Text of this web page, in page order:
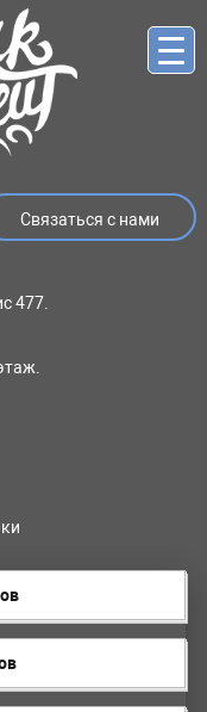
Связаться с нами
477.